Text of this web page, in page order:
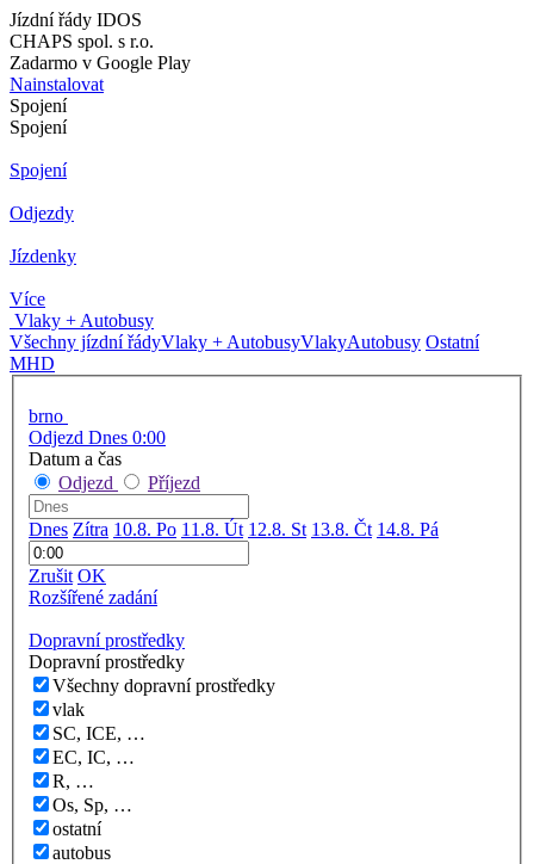
Jízdní řády IDOS
CHAPS spol. s r.o.
Zadarmo v Google Play
Nainstalovat
Spojení
Spojení
Spojení
Odjezdy
Jízdenky
Více
Vlaky + Autobusy
Všechny jízdní řádyVlaky + AutobusyVlakyAutobusy Ostatní
MHD
brno
Odjezd Dnes 0:00
Datum a čas
Odjezd
Příjezd
Dnes Zítra 10.8. Po 11.8. Út 12.8. St 13.8. Čt 14.8. Pá
Zrušit OK
Rozšířené zadání
Dopravní prostředky
Dopravní prostředky
Všechny dopravní prostředky
vlak
SC, ICE, …
EC, IC, …
R, …
Os, Sp, …
ostatní
autobus